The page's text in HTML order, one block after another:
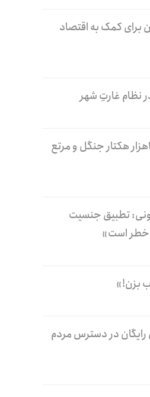
برای کمک به اقتصاد
نظام غارتِ شهر
خاکستر شدن ۱۰۰هزار هکتار جنگل و مرتع
تطبیق جنسیت
خطر است»
بزن!»
در دسترس مردم